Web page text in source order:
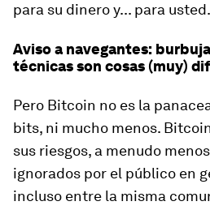
para su dinero y... para usted.
Aviso a navegantes:
técnicas son cosas (muy)
Pero Bitcoin no es la
bits, ni mucho menos.
sus riesgos, a menudo
ignorados por el público en
incluso entre la misma